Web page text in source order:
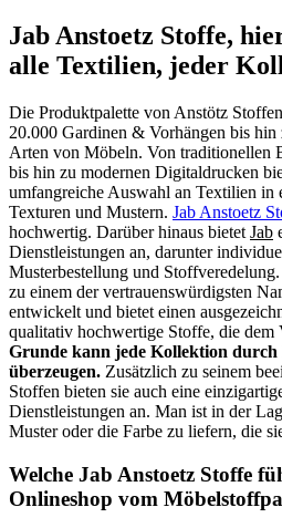
Jab Anstoetz Stoffe,
alle Textilien, jeder
Die Produktpalette von Anstötz
20.000 Gardinen & Vorhängen bis
Arten von Möbeln. Von traditionellen
bis hin zu modernen Digitaldrucken
umfangreiche Auswahl an Textilien in
Texturen und Mustern. Jab Anstoetz
hochwertig. Darüber hinaus bietet Jab
Dienstleistungen an, darunter
Musterbestellung und Stoffveredelung.
zu einem der vertrauenswürdigsten
entwickelt und bietet einen
qualitativ hochwertige Stoffe, die dem
Grunde kann jede Kollektion
überzeugen. Zusätzlich zu seinem
Stoffen bieten sie auch eine
Dienstleistungen an. Man ist in der
Muster oder die Farbe zu liefern, die
Welche Jab Anstoetz Stoffe
Onlineshop vom